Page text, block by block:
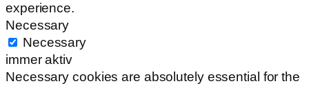
experience.
Necessary
Necessary
immer aktiv
Necessary cookies are absolutely essential for the